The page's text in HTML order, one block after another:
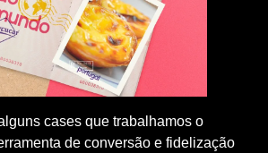
cases que trabalhamos o
de conversão e fidelização